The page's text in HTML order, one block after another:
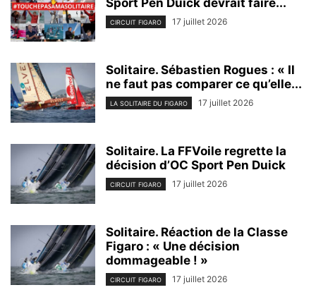
CIRCUIT FIGARO 17 juillet 2026
Solitaire. Sébastien Rogues : « Il
ne faut pas comparer ce qu’elle...
LA SOLITAIRE DU FIGARO 17 juillet 2026
Solitaire. La FFVoile regrette la
décision d’OC Sport Pen Duick
CIRCUIT FIGARO 17 juillet 2026
Solitaire. Réaction de la Classe
Figaro : « Une décision
dommageable ! »
CIRCUIT FIGARO 17 juillet 2026